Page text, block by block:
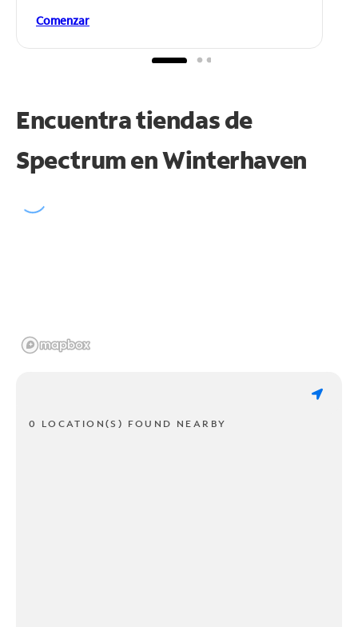
Comenzar
Encuentra tiendas de
Spectrum enWinterhaven
0 LOCATION(S) FOUND NEARBY